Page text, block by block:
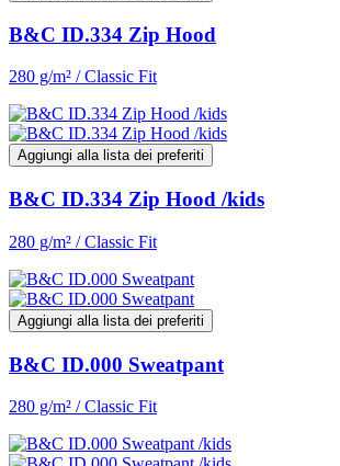
B&C ID.334 Zip Hood
280 g/m² / Classic Fit
Aggiungi alla lista dei preferiti
B&C ID.334 Zip Hood /kids
280 g/m² / Classic Fit
Aggiungi alla lista dei preferiti
B&C ID.000 Sweatpant
280 g/m² / Classic Fit